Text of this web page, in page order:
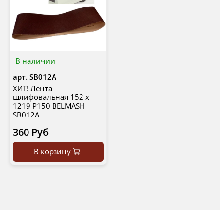
В наличии
арт. SB012A
ХИТ! Лента
шлифовальная 152 х
1219 Р150 BELMASH
SB012A
360 Руб
В корзину